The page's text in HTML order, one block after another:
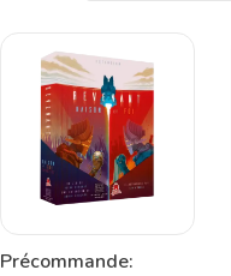
Précommande: